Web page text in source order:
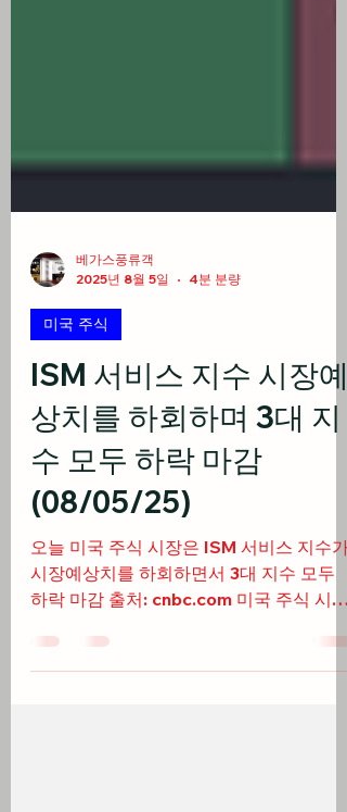
베가스풍류객
2025년 8월 5일
미국 주식
ISM 서비스 지수 시장예
상치를 하회하며 3대 지
수 모두 하락 마감
(08/05/25)
오늘 미국 주식 시장은 ISM 서비스 지수가
하락 마감 출처: cnbc.com 미국 주식 시황
오늘 트럼프 대통령 은 반도체에 대해 "앞